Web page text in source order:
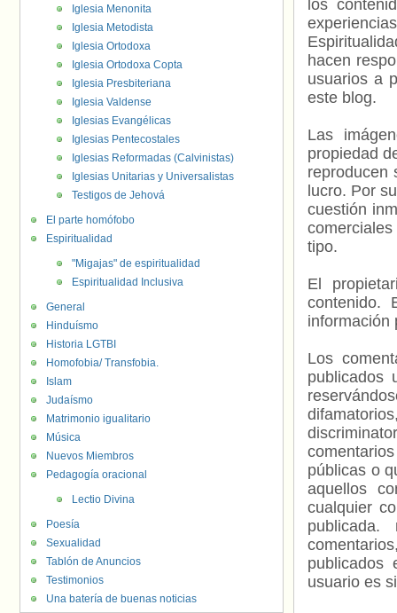
los
hacen
usuarios a
este blog.
Las
propiedad
reproducen
lucro. Por
cuestión
tipo.
El
contenido.
información
Los
publicados
públicas o
aquellos
cualquier
usuario es
Iglesia Menonita
Iglesia Metodista
Iglesia Ortodoxa
Iglesia Ortodoxa Copta
Iglesia Presbiteriana
Iglesia Valdense
Iglesias Evangélicas
Iglesias Pentecostales
Iglesias Reformadas (Calvinistas)
Iglesias Unitarias y Universalistas
Testigos de Jehová
El parte homófobo
Espiritualidad
"Migajas" de espiritualidad
Espiritualidad Inclusiva
General
Hinduísmo
Historia LGTBI
Homofobia/ Transfobia.
Islam
Judaísmo
Matrimonio igualitario
Música
Nuevos Miembros
Pedagogía oracional
Lectio Divina
Poesía
Sexualidad
Tablón de Anuncios
Testimonios
Una batería de buenas noticias